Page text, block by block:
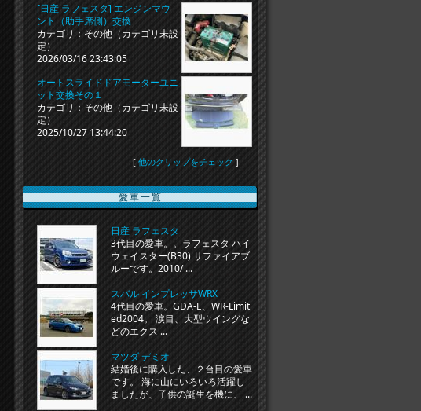
[日産 ラフェスタ] エンジンマウ
ント（助手席側）交換
カテゴリ：その他（カテゴリ未設
定）
2026/03/16 23:43:05
オートスライドドアモーターユニ
ット交換その１
カテゴリ：その他（カテゴリ未設
定）
2025/10/27 13:44:20
[ 他のクリップをチェック ]
愛車一覧
日産 ラフェスタ
3代目の愛車。。ラフェスタ ハイ
ウェイスター(B30) サファイアブ
ルーです。2010/ ...
スバル インプレッサWRX
4代目の愛車。GDA-E、WR-Limit
ed2004。 涙目、大型ウイングな
どのエクス ...
マツダ デミオ
結婚後に購入した、２台目の愛車
です。 海に山にいろいろ活躍し
ましたが、子供の誕生を機に、 ...